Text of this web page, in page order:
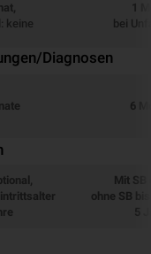
keine
1
bei
Diagnosen
6
Mit SB
ohne SB